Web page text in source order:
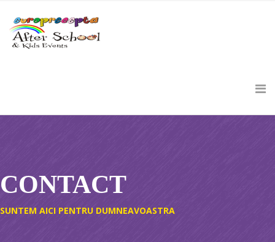
CONTACT
SUNTEM AICI PENTRU DUMNEAVOASTRA